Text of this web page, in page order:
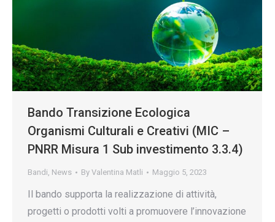
Bando Transizione Ecologica
Organismi Culturali e Creativi (MIC –
PNRR Misura 1 Sub investimento 3.3.4)
Bandi, News By Valentina Matli Maggio 5, 2023
Il bando supporta la realizzazione di attività,
progetti o prodotti volti a promuovere l’innovazione